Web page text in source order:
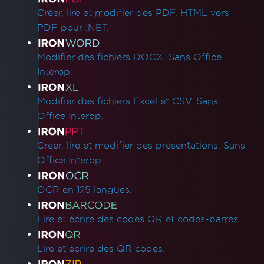
Défaillance de segmentation sur AWS
Lambda
IronCefSubprocess
Débogage du projet Azure Functions sur la
machine locale
Windows Nano Server / Servercore dans
.Net6 ne supportent pas System.Drawing
Dossier des environnements d'exécution
IronPDF
Ajouter IronPDF à un programme
d'installation logiciel
Support de Red Hat Enterprise Linux
(RHEL)
Azure App Service Linux - Échec du rendu
Chrome au démarrage à froid
Correction des erreurs de connexion gRPC
dans les conteneurs Azure
Créer, lire et modifier des PDF. HTML vers
PDF pour .NET.
Modifier des fichiers DOCX. Sans Office
Interop.
Modifier des fichiers Excel et CSV. Sans
Office Interop.
Créer, lire et modifier des présentations. Sans
Office Interop.
OCR en 125 langues.
Lire et écrire des codes QR et codes-barres.
Lire et écrire des QR codes.